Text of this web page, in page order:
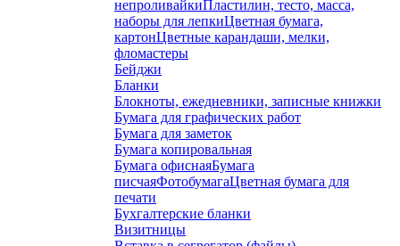
непроливайкиПластилин, тесто, масса,
наборы для лепкиЦветная бумага,
картонЦветные карандаши, мелки,
фломастеры
Бейджи
Бланки
Блокноты, ежедневники, записные книжки
Бумага для графических работ
Бумага для заметок
Бумага копировальная
Бумага офиснаяБумага
писчаяФотобумагаЦветная бумага для
печати
Бухгалтерские бланки
Визитницы